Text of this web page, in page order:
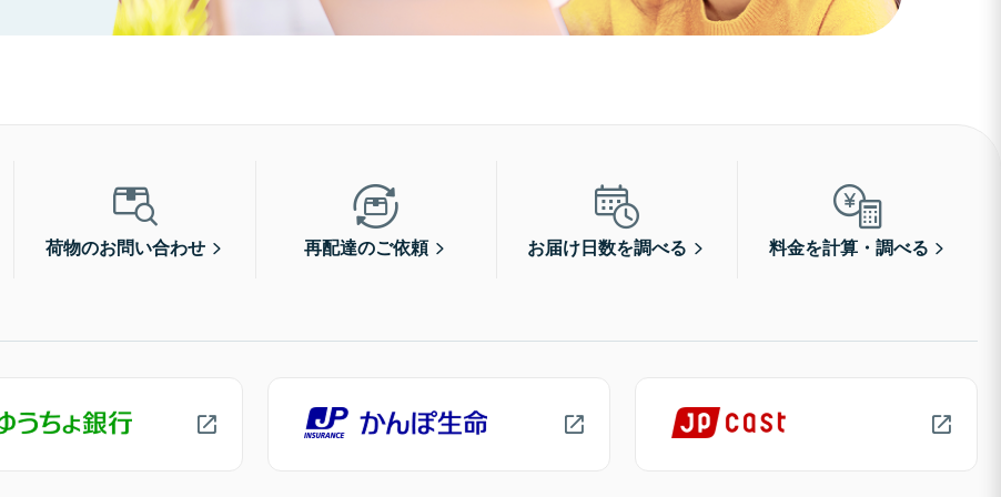
荷物のお問い合わせ 再配達のご依頼 お届け日数を調べる 料金を計算・調べる